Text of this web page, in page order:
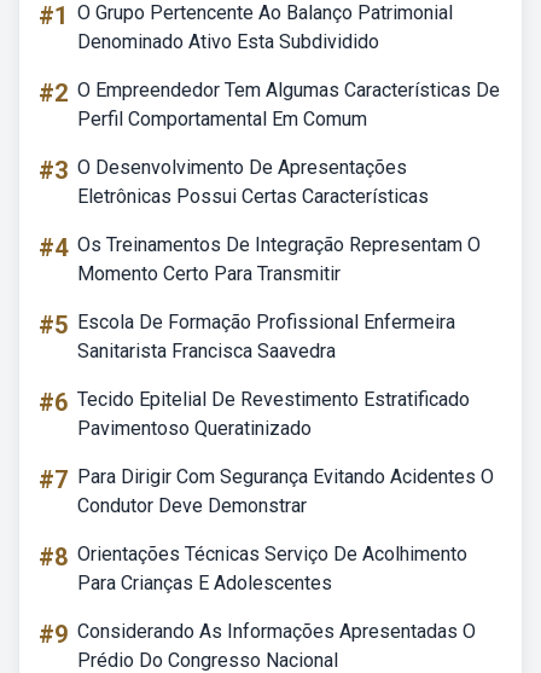
#1 O Grupo Pertencente Ao Balanço Patrimonial
Denominado Ativo Esta Subdividido
#2 O Empreendedor Tem Algumas Características De
Perfil Comportamental Em Comum
#3 O Desenvolvimento De Apresentações
Eletrônicas Possui Certas Características
#4 Os Treinamentos De Integração Representam O
Momento Certo Para Transmitir
#5 Escola De Formação Profissional Enfermeira
Sanitarista Francisca Saavedra
#6 Tecido Epitelial De Revestimento Estratificado
Pavimentoso Queratinizado
#7 Para Dirigir Com Segurança Evitando Acidentes O
Condutor Deve Demonstrar
#8 Orientações Técnicas Serviço De Acolhimento
Para Crianças E Adolescentes
#9 Considerando As Informações Apresentadas O
Prédio Do Congresso Nacional